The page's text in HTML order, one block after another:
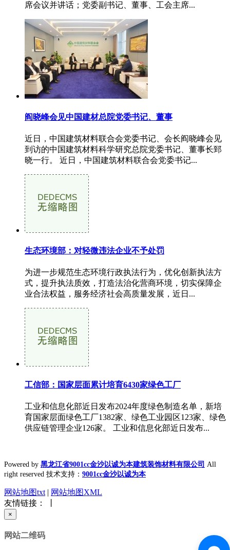
席会议并讲话；党委副书记、董事、工会主席...
阎晓峰会见中国建材总院党委书记、董事
近日，中国建筑材料联合会党委书记、会长阎晓峰会见
到访的中国建筑材料科学研究总院党委书记、董事长郅
晓一行。 近日，中国建筑材料联合会党委书记...
生态环境部：对轻微违法企业不予处罚
为进一步规范生态环境行政执法行为，优化创新执法方
式，提升执法质效，打造法治化营商环境，切实保障企
业合法权益，服务经济社会高质量发展，近日...
工信部：国家层面累计培育6430家绿色工厂
工业和信息化部近日发布2024年度绿色制造名单，新培
育国家层面绿色工厂1382家、绿色工业园区123家、绿色
供应链管理企业126家。 工业和信息化部近日发布...
Powered by 黑龙江省9001cc金沙以诚为本建筑装饰材料有限公司 All
right reserved 技术支持： 9001cc金沙以诚为本
网站地图txt | 网站地图XML
友情链接： 丨
×
网站二维码